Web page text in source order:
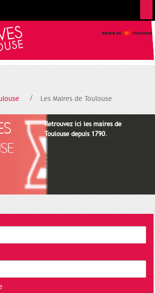
Les Maires de Toulouse
Retrouvez ici les maires de
Toulouse depuis 1790.
sur les cookies